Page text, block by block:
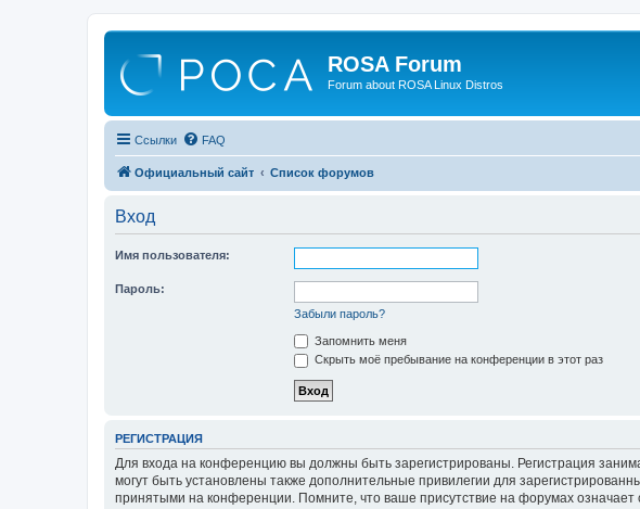
ROSA Forum
Forum about ROSA Linux Distros
Ссылки FAQ
Официальный сайт Список форумов
Вход
Имя пользователя:
Пароль:
Забыли пароль?
Запомнить меня
Скрыть моё пребывание на конференции в этот раз
РЕГИСТРАЦИЯ
Для входа на конференцию вы должны быть зарегистрированы. Регистрация
могут быть установлены также дополнительные привилегии для
принятыми на конференции. Помните, что ваше присутствие на форумах означает